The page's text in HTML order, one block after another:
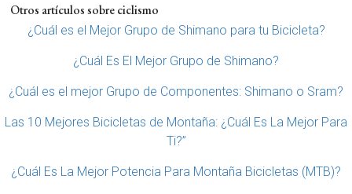
Otros artículos sobre ciclismo
¿Cuál es el Mejor Grupo de Shimano para tu Bicicleta?
¿Cuál Es El Mejor Grupo de Shimano?
¿Cuál es el mejor Grupo de Componentes: Shimano o Sram?
Las 10 Mejores Bicicletas de Montaña: ¿Cuál Es La Mejor Para
Ti?”
¿Cuál Es La Mejor Potencia Para Montaña Bicicletas (MTB)?